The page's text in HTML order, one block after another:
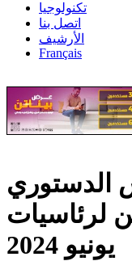
تكنولوجيا
اتصل بنا
الأرشيف
Français
الدستوري
لرئاسيات
يونيو 2024